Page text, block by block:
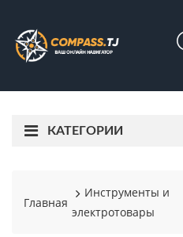
КАТЕГОРИИ
Главная
Инструменты и
электротовары